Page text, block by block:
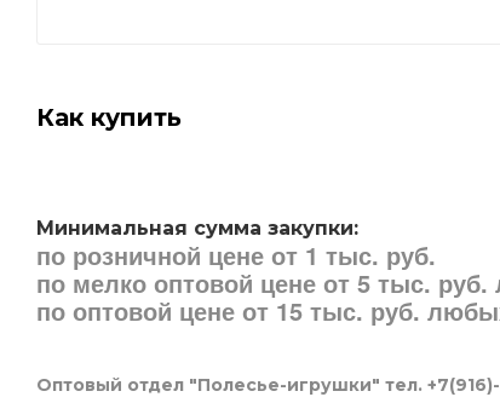
Как купить
Минимальная сумма закупки:
по розничной цене от 1 тыс. руб.
по мелко оптовой цене от 5 тыс.
по оптовой цене от 15 тыс. руб.
Оптовый отдел "Полесье-игрушки" тел.